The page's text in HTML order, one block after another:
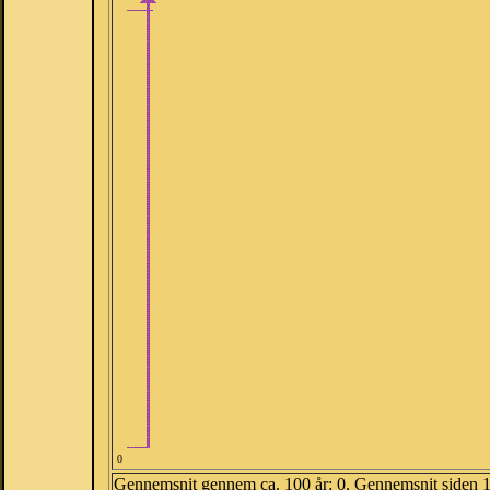
0
Gennemsnit gennem ca. 100 år: 0. Gennemsnit siden